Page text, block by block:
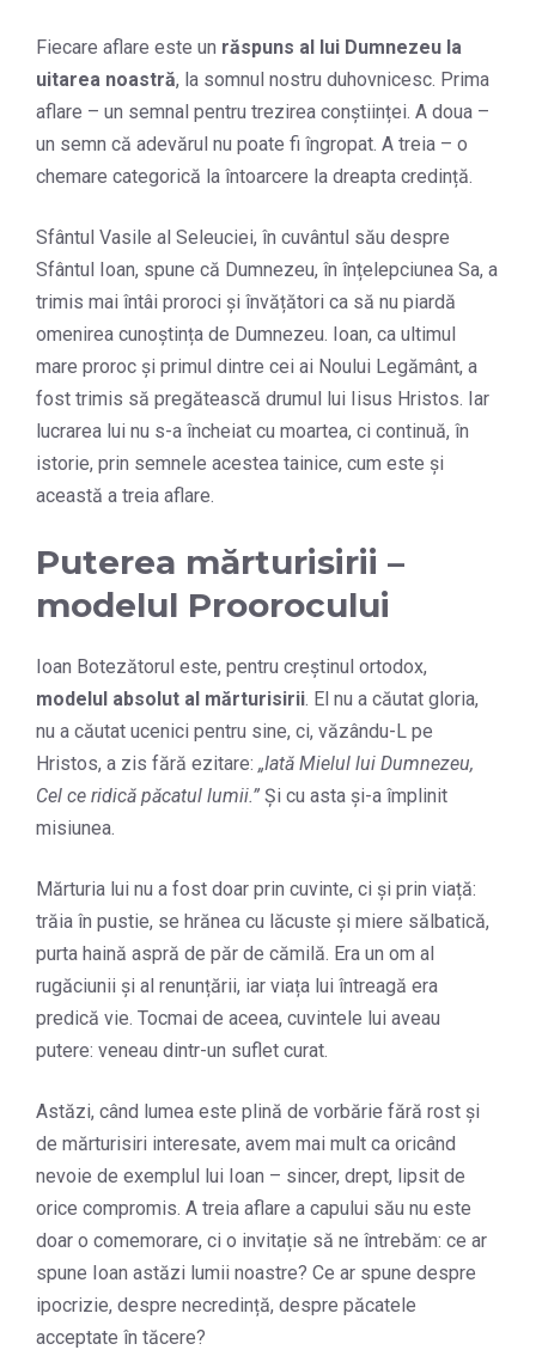
Fiecare aflare este un răspuns al lui Dumnezeu la
uitarea noastră, la somnul nostru duhovnicesc. Prima
aflare – un semnal pentru trezirea conștiinței. A doua –
un semn că adevărul nu poate fi îngropat. A treia – o
chemare categorică la întoarcere la dreapta credință.
Sfântul Vasile al Seleuciei, în cuvântul său despre
Sfântul Ioan, spune că Dumnezeu, în înțelepciunea Sa, a
trimis mai întâi proroci și învățători ca să nu piardă
omenirea cunoștința de Dumnezeu. Ioan, ca ultimul
mare proroc și primul dintre cei ai Noului Legământ, a
fost trimis să pregătească drumul lui Iisus Hristos. Iar
lucrarea lui nu s-a încheiat cu moartea, ci continuă, în
istorie, prin semnele acestea tainice, cum este și
această a treia aflare.
Puterea mărturisirii –
modelul Proorocului
Ioan Botezătorul este, pentru creștinul ortodox,
modelul absolut al mărturisirii . El nu a căutat gloria,
nu a căutat ucenici pentru sine, ci, văzându-L pe
Hristos, a zis fără ezitare: „Iată Mielul lui Dumnezeu,
Cel ce ridică păcatul lumii.” Și cu asta și-a împlinit
misiunea.
Mărturia lui nu a fost doar prin cuvinte, ci și prin viață:
trăia în pustie, se hrănea cu lăcuste și miere sălbatică,
purta haină aspră de păr de cămilă. Era un om al
rugăciunii și al renunțării, iar viața lui întreagă era
predică vie. Tocmai de aceea, cuvintele lui aveau
putere: veneau dintr-un suflet curat.
Astăzi, când lumea este plină de vorbărie fără rost și
de mărturisiri interesate, avem mai mult ca oricând
nevoie de exemplul lui Ioan – sincer, drept, lipsit de
orice compromis. A treia aflare a capului său nu este
doar o comemorare, ci o invitație să ne întrebăm: ce ar
spune Ioan astăzi lumii noastre? Ce ar spune despre
ipocrizie, despre necredință, despre păcatele
acceptate în tăcere?